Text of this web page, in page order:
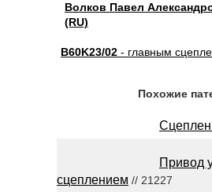
Волков Павел
(RU)
B60K23/02 - главным
Похожие
Привод
сцеплением // 21227